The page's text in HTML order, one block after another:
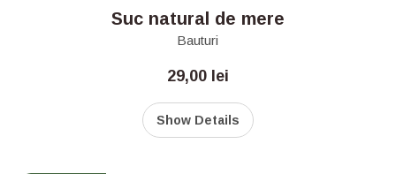
Suc natural de mere
Bauturi
29,00 lei
Show Details